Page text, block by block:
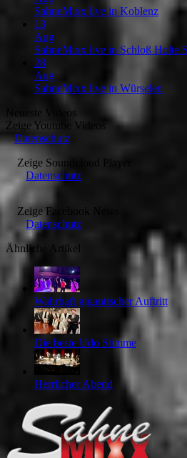
SahneMixx live in Koblenz
13
Aug
SahneMixx live in Schloß Holte
28
Aug
SahneMixx live in Würselen
Neueste Videos
Zeige Youtube Videos
Datenschutz
Zeige Soundcloud Player
Datenschutz
Zeige Facebook News
Datenschutz
Ähnliche Artikel
Wahrhaft gigantischer Auftritt
Die beste Udo Stimme
Herrlicher Abend